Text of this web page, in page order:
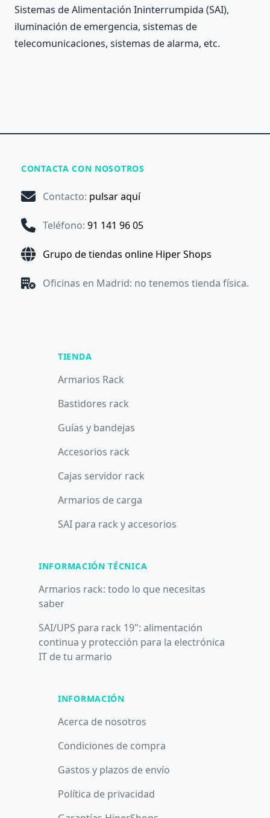
Sistemas de Alimentación Ininterrumpida (SAI),
iluminación de emergencia, sistemas de
telecomunicaciones, sistemas de alarma, etc.
CONTACTA CON NOSOTROS
Contacto: pulsar aquí
Teléfono: 91 141 96 05
Grupo de tiendas online Hiper Shops
Oficinas en Madrid: no tenemos tienda física.
TIENDA
Armarios Rack
Bastidores rack
Guías y bandejas
Accesorios rack
Cajas servidor rack
Armarios de carga
SAI para rack y accesorios
INFORMACIÓN TÉCNICA
Armarios rack: todo lo que necesitas
saber
SAI/UPS para rack 19": alimentación
continua y protección para la electrónica
IT de tu armario
INFORMACIÓN
Acerca de nosotros
Condiciones de compra
Gastos y plazos de envío
Política de privacidad